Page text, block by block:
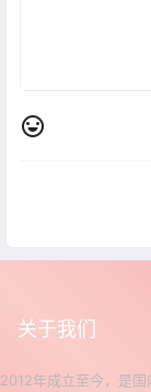
关于我们
2012年成立至今，是